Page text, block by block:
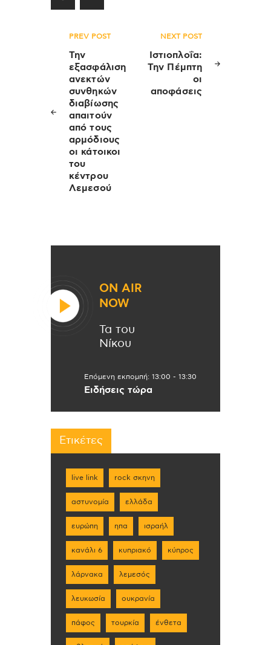
Πλοήγηση
άρθρων
PREV POST
Την
εξασφάλιση
ανεκτών
συνθηκών
διαβίωσης
απαιτούν
από τους
αρμόδιους
οι κάτοικοι
του
κέντρου
Λεμεσού
NEXT POST
Ιστιοπλοΐα:
Την Πέμπτη
οι
αποφάσεις
ON AIR
NOW
Τα του
Νίκου
Επόμενη εκπομπή: 13:00 - 13:30
Ειδήσεις τώρα
Ετικέτες
live link rock σκηνη
αστυνομία ελλάδα
ευρώπη ηπα ισραήλ
κανάλι 6 κυπριακό κύπρος
λάρνακα λεμεσός
λευκωσία ουκρανία
πάφος τουρκία ένθετα